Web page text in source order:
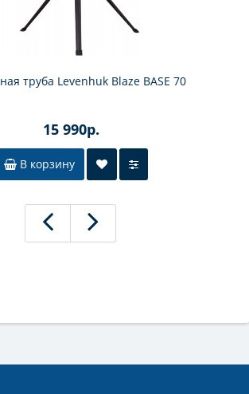
труба Levenhuk Blaze BASE 70
15 990р.
В корзину